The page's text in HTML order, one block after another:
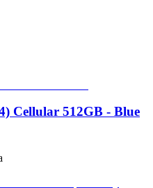
Cellular 512GB - Blue